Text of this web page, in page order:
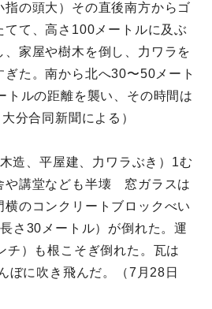
指の頭大）その直後南方からゴ
てて、高さ100メートルに及ぶ
、家屋や樹木を倒し、力ワラを
た。南から北へ30〜50メート
トルの距離を襲い、その時間は
分合同新聞による）
造、平屋建、力ワラぶき）1む
や講堂なども半壊 窓ガラスは
のコンクリートブロックべい
さ30メートル）が倒れた。運
チ）も根こそぎ倒れた。瓦は
ぼに吹き飛んだ。（7月28日